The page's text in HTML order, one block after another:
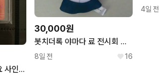
봇치 더 록! 기타 이쿠요 사인 카드
30,000원
봇치더록 야마다 료 전시회 누이
8일 전 16
4일 전